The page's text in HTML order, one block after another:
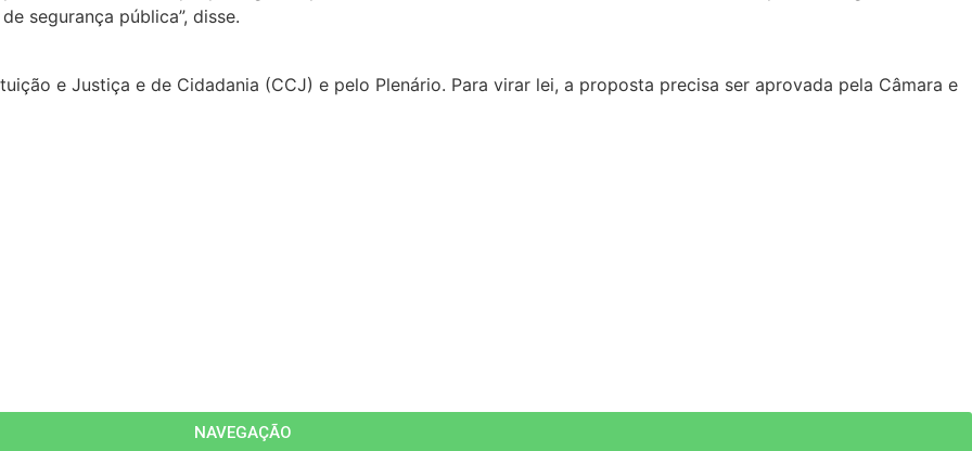
segurança pública”, disse.
e Justiça e de Cidadania (CCJ) e pelo Plenário. Para virar lei, a proposta precisa ser aprovada pela Câmara e
NAVEGAÇÃO